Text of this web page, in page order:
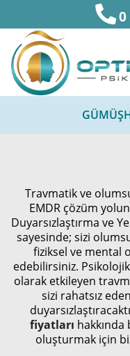
0
Travmatik ve
EMDR çözüm
Duyarsızlaştırma ve
sayesinde; sizi
fiziksel ve mental
edebilirsiniz.
olarak etkileyen
sizi rahatsız
fiyatları
oluşturmak için